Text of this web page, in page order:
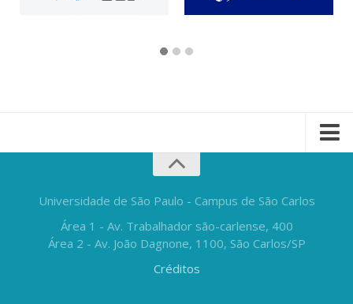
Universidade de São Paulo - Campus de São Carlos
Área 1 - Av. Trabalhador são-carlense, 400
Área 2 - Av. João Dagnone, 1100, São Carlos/SP
Créditos